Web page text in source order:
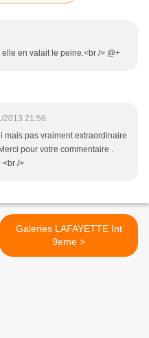
en valait le peine.<br /> @+
2013 21:56
mais pas vraiment extraordinaire
pour votre commentaire .
<br />
Galeries LAFAYETTE Int
9eme >